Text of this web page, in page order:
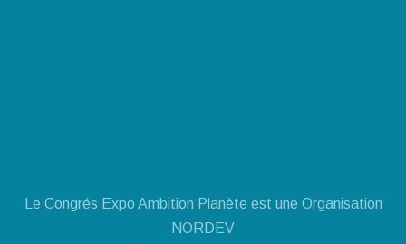
Le Congrés Expo Ambition Planète est une Organisation
NORDEV